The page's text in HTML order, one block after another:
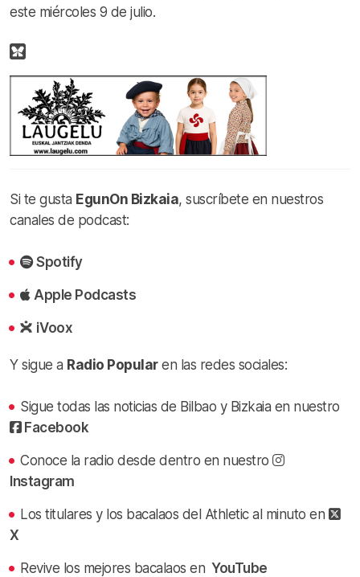
este miércoles 9 de julio.
Si te gusta EgunOn Bizkaia, suscríbete en nuestros
canales de podcast:
Spotify
Apple Podcasts
iVoox
Y sigue a Radio Popularen las redes sociales:
Sigue todas las noticias de Bilbao y Bizkaia en nuestro
Facebook
Conoce la radio desde dentro en nuestro
Instagram
Los titulares y los bacalaos del Athletic al minuto en
X
Revive los mejores bacalaos en YouTube